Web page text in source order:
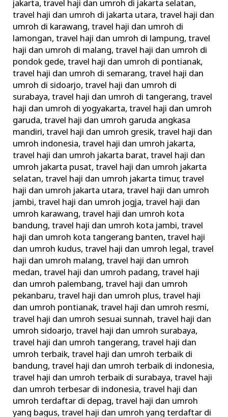
jakarta,travel haji dan umroh di jakarta selatan,
travel haji dan umroh di jakarta utara,travel haji dan
umroh di karawang,travel haji dan umroh di
lamongan,travel haji dan umroh di lampung,travel
haji dan umroh di malang,travel haji dan umroh di
pondok gede,travel haji dan umroh di pontianak,
travel haji dan umroh di semarang,travel haji dan
umroh di sidoarjo,travel haji dan umroh di
surabaya,travel haji dan umroh di tangerang,travel
haji dan umroh di yogyakarta,travel haji dan umroh
garuda,travel haji dan umroh garuda angkasa
mandiri,travel haji dan umroh gresik,travel haji dan
umroh indonesia,travel haji dan umroh jakarta,
travel haji dan umroh jakarta barat,travel haji dan
umroh jakarta pusat,travel haji dan umroh jakarta
selatan,travel haji dan umroh jakarta timur,travel
haji dan umroh jakarta utara,travel haji dan umroh
jambi,travel haji dan umroh jogja,travel haji dan
umroh karawang,travel haji dan umroh kota
bandung,travel haji dan umroh kota jambi,travel
haji dan umroh kota tangerang banten,travel haji
dan umroh kudus,travel haji dan umroh legal,travel
haji dan umroh malang,travel haji dan umroh
medan,travel haji dan umroh padang,travel haji
dan umroh palembang,travel haji dan umroh
pekanbaru,travel haji dan umroh plus,travel haji
dan umroh pontianak,travel haji dan umroh resmi,
travel haji dan umroh sesuai sunnah,travel haji dan
umroh sidoarjo,travel haji dan umroh surabaya,
travel haji dan umroh tangerang,travel haji dan
umroh terbaik,travel haji dan umroh terbaik di
bandung,travel haji dan umroh terbaik di indonesia,
travel haji dan umroh terbaik di surabaya,travel haji
dan umroh terbesar di indonesia,travel haji dan
umroh terdaftar di depag,travel haji dan umroh
yang bagus,travel haji dan umroh yang terdaftar di